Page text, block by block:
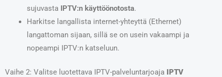
sujuvasta IPTV:n käyttöönotosta.
Harkitse langallista internet-yhteyttä (Ethernet)
langattoman sijaan, sillä se on usein vakaampi ja
nopeampi IPTV:n katseluun.
Vaihe 2: Valitse luotettava IPTV-palveluntarjoaja IPTV